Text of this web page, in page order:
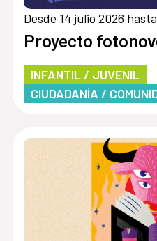
Desde 14 julio 2026
Proyecto
INFANTIL / JUVENIL
CIUDADANÍA /